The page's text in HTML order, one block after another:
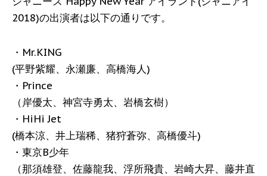
2018)の出演者は以下の通りです。
・Mr.KING
(平野紫耀、永瀬廉、高橋海人)
・Prince
（岸優太、神宮寺勇太、岩橋玄樹）
・HiHi Jet
(橋本涼、井上瑞稀、猪狩蒼弥、高橋優斗)
・東京B少年
（那須雄登、佐藤龍我、浮所飛貴、岩崎大昇、藤井直